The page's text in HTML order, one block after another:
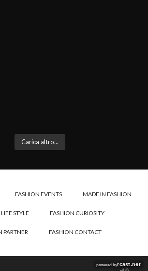
Carica altro...
FASHION EVENTS MADE IN FASHION
STYLE FASHION CURIOSITY
PARTNER FASHION CONTACT